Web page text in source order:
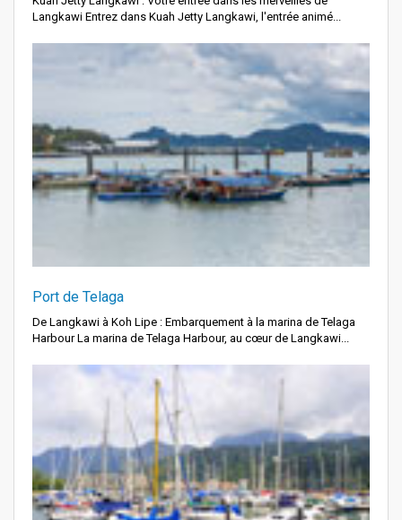
Langkawi Entrez dans Kuah Jetty Langkawi, l'entrée animé...
Port de Telaga
De Langkawi à Koh Lipe : Embarquement à la marina de Telaga
Harbour La marina de Telaga Harbour, au cœur de Langkawi...